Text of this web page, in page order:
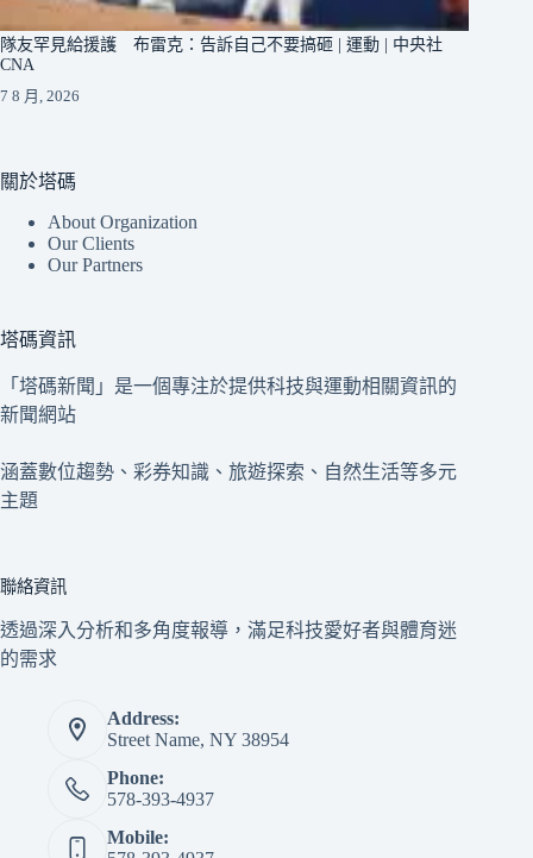
隊友罕見給援護 布雷克：告訴自己不要搞砸 | 運動 | 中央社
CNA
7 8 月, 2026
關於塔碼
About Organization
Our Clients
Our Partners
塔碼資訊
「塔碼新聞」是一個專注於提供科技與運動相關資訊的
新聞網站
涵蓋數位趨勢、彩券知識、旅遊探索、自然生活等多元
主題
聯絡資訊
透過深入分析和多角度報導，滿足科技愛好者與體育迷
的需求
Address:
Street Name, NY 38954
Phone:
578-393-4937
Mobile: